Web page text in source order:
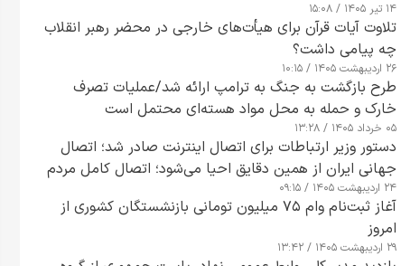
۱۴ تیر ۱۴۰۵ / ۱۵:۰۸
تلاوت آیات قرآن برای هیأت‌های خارجی در محضر رهبر انقلاب
چه پیامی داشت؟
۲۶ اردیبهشت ۱۴۰۵ / ۱۰:۱۵
طرح‌ بازگشت به جنگ به ترامپ ارائه شد/عملیات تصرف
خارک و حمله به محل مواد هسته‌ای محتمل است
۰۵ خرداد ۱۴۰۵ / ۱۳:۲۸
دستور وزیر ارتباطات برای اتصال اینترنت صادر شد؛ اتصال
جهانی ایران از همین دقایق احیا می‌شود؛ اتصال کامل مردم
تا ۲۴ ساعت آینده
۲۴ اردیبهشت ۱۴۰۵ / ۰۹:۱۵
آغاز ثبت‌نام وام ۷۵ میلیون تومانی بازنشستگان کشوری از
امروز
۲۹ اردیبهشت ۱۴۰۵ / ۱۳:۴۲